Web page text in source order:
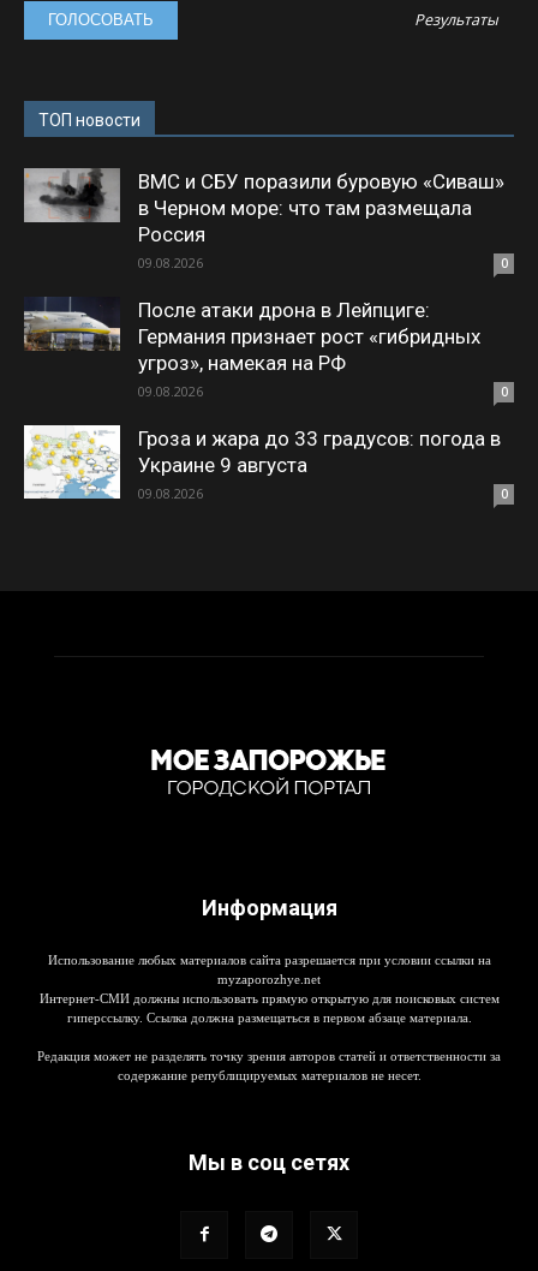
Результаты
ТОП новости
ВМС и СБУ поразили буровую «Сиваш»
в Черном море: что там размещала
Россия
09.08.2026 0
После атаки дрона в Лейпциге:
Германия признает рост «гибридных
угроз», намекая на РФ
09.08.2026 0
Гроза и жара до 33 градусов: погода в
Украине 9 августа
09.08.2026 0
Информация
Использование любых материалов сайта разрешается при условии ссылки на
myzaporozhye.net
Интернет-СМИ должны использовать прямую открытую для поисковых систем
гиперссылку. Ссылка должна размещаться в первом абзаце материала.
Редакция может не разделять точку зрения авторов статей и ответственности за
содержание републицируемых материалов не несет.
Мы в соц сетях